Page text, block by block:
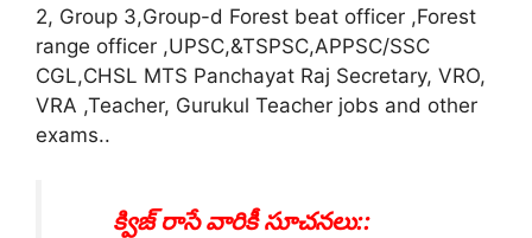
2, Group 3,Group-d Forest beat officer ,Forest
range officer ,UPSC,&TSPSC,APPSC/SSC
CGL,CHSL MTS Panchayat Raj Secretary, VRO,
VRA ,Teacher, Gurukul Teacher jobs and other
exams..
క్విజ్ రాసే వారికీ సూచనలు::